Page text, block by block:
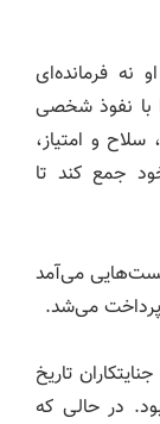
فرمانده‌ای
با نفوذ شخصی
و امتیاز،
جمع کند تا
می‌آمد
پرداخت می‌شد.
تاریخ
در حالی که